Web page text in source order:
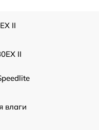
II
II
влаги